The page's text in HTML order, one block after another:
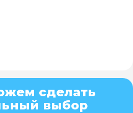
сделать
выбор